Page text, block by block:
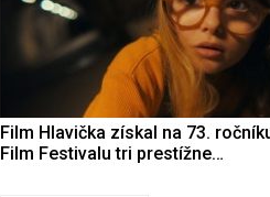
Film Hlavička získal na 73.
Film Festivalu tri prestížne…